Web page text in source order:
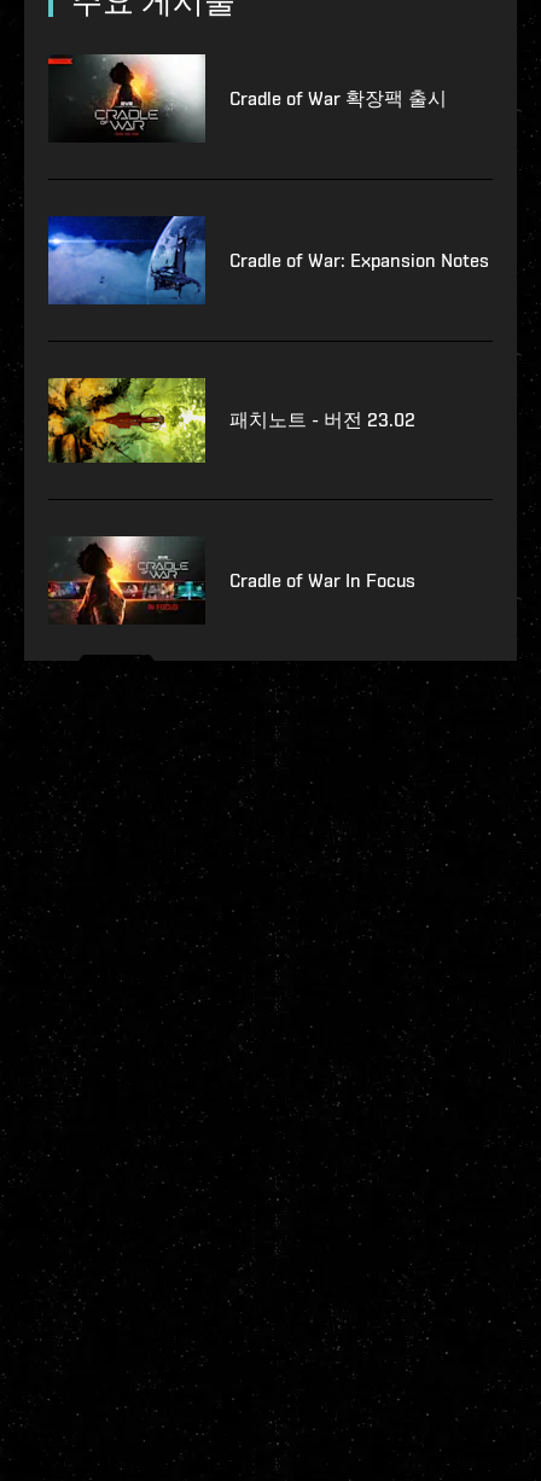
Cradle of War 확장팩 출시
Cradle of War: Expansion Notes
패치노트 - 버전 23.02
Cradle of War In Focus